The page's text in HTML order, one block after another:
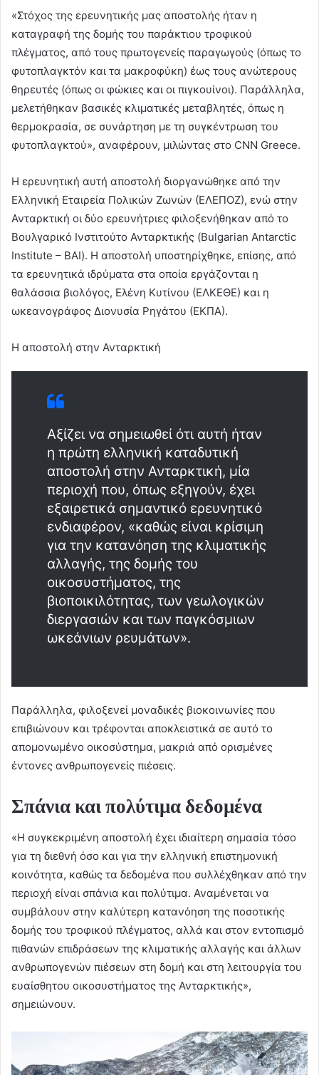
«Στόχος της ερευνητικής μας αποστολής ήταν η
καταγραφή της δομής του παράκτιου τροφικού
πλέγματος, από τους πρωτογενείς παραγωγούς (όπως το
φυτοπλαγκτόν και τα μακροφύκη) έως τους ανώτερους
θηρευτές (όπως οι φώκιες και οι πιγκουίνοι). Παράλληλα,
μελετήθηκαν βασικές κλιματικές μεταβλητές, όπως η
θερμοκρασία, σε συνάρτηση με τη συγκέντρωση του
φυτοπλαγκτού», αναφέρουν, μιλώντας στο CNN Greece.
Η ερευνητική αυτή αποστολή διοργανώθηκε από την
Ελληνική Εταιρεία Πολικών Ζωνών (ΕΛΕΠΟΖ), ενώ στην
Ανταρκτική οι δύο ερευνήτριες φιλοξενήθηκαν από το
Βουλγαρικό Ινστιτούτο Ανταρκτικής (Bulgarian Antarctic
Institute – BAI). Η αποστολή υποστηρίχθηκε, επίσης, από
τα ερευνητικά ιδρύματα στα οποία εργάζονται η
θαλάσσια βιολόγος, Ελένη Κυτίνου (ΕΛΚΕΘΕ) και η
ωκεανογράφος Διονυσία Ρηγάτου (ΕΚΠΑ).
Η αποστολή στην Ανταρκτική
Αξίζει να σημειωθεί ότι αυτή ήταν
η πρώτη ελληνική καταδυτική
αποστολή στην Ανταρκτική, μία
περιοχή που, όπως εξηγούν, έχει
εξαιρετικά σημαντικό ερευνητικό
ενδιαφέρον, «καθώς είναι κρίσιμη
για την κατανόηση της κλιματικής
αλλαγής, της δομής του
οικοσυστήματος, της
βιοποικιλότητας, των γεωλογικών
διεργασιών και των παγκόσμιων
ωκεάνιων ρευμάτων».
Παράλληλα, φιλοξενεί μοναδικές βιοκοινωνίες που
επιβιώνουν και τρέφονται αποκλειστικά σε αυτό το
απομονωμένο οικοσύστημα, μακριά από ορισμένες
έντονες ανθρωπογενείς πιέσεις.
Σπάνια και πολύτιμα δεδομένα
«Η συγκεκριμένη αποστολή έχει ιδιαίτερη σημασία τόσο
για τη διεθνή όσο και για την ελληνική επιστημονική
κοινότητα, καθώς τα δεδομένα που συλλέχθηκαν από την
περιοχή είναι σπάνια και πολύτιμα. Αναμένεται να
συμβάλουν στην καλύτερη κατανόηση της ποσοτικής
δομής του τροφικού πλέγματος, αλλά και στον εντοπισμό
πιθανών επιδράσεων της κλιματικής αλλαγής και άλλων
ανθρωπογενών πιέσεων στη δομή και στη λειτουργία του
ευαίσθητου οικοσυστήματος της Ανταρκτικής»,
σημειώνουν.